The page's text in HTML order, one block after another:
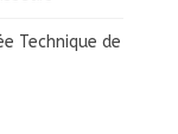
Technique de